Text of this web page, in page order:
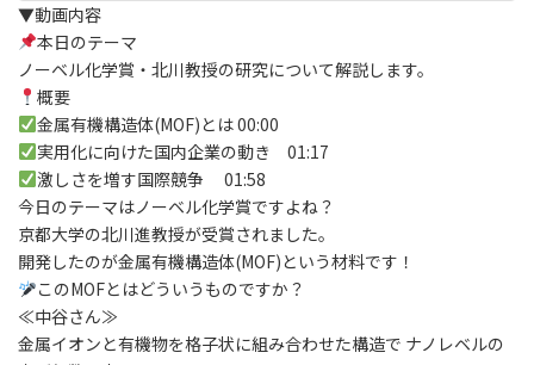
▼動画内容
本日のテーマ
ノーベル化学賞・北川教授の研究について解説します。
概要
金属有機構造体(MOF)とは 00:00
実用化に向けた国内企業の動き 01:17
激しさを増す国際競争 01:58
今日のテーマはノーベル化学賞ですよね？
京都大学の北川進教授が受賞されました。
開発したのが金属有機構造体(MOF)という材料です！
このMOFとはどういうものですか？
≪中谷さん≫
金属イオンと有機物を格子状に組み合わせた構造で ナノレベルの